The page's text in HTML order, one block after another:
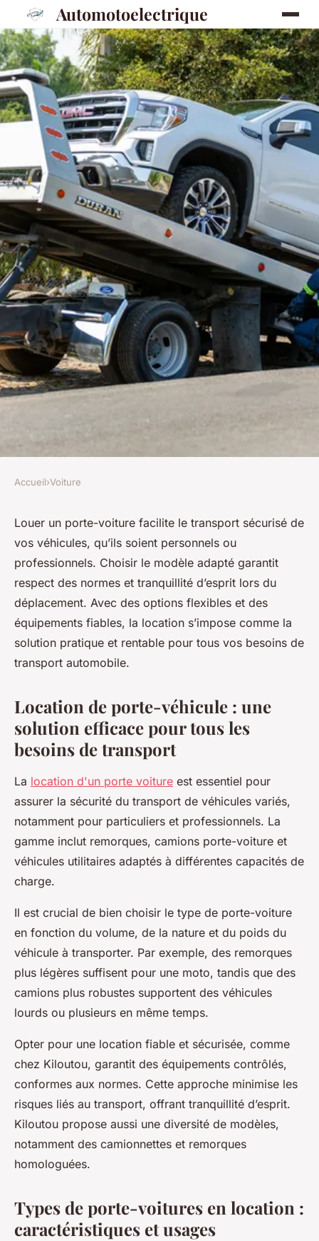
Automotoelectrique
Location porte voiture : le
choix malin pour transporter
vos véhicules
Théo•18 septembre 2025•9 min de lecture
Accueil›Voiture
Louer un porte-voiture facilite le transport sécurisé de
vos véhicules, qu’ils soient personnels ou
professionnels. Choisir le modèle adapté garantit
respect des normes et tranquillité d’esprit lors du
déplacement. Avec des options flexibles et des
équipements fiables, la location s’impose comme la
solution pratique et rentable pour tous vos besoins de
transport automobile.
Location de porte-véhicule : une
solution efficace pour tous les
besoins de transport
La location d'un porte voiture est essentiel pour
assurer la sécurité du transport de véhicules variés,
notamment pour particuliers et professionnels. La
gamme inclut remorques, camions porte-voiture et
véhicules utilitaires adaptés à différentes capacités de
charge.
Il est crucial de bien choisir le type de porte-voiture
en fonction du volume, de la nature et du poids du
véhicule à transporter. Par exemple, des remorques
plus légères suffisent pour une moto, tandis que des
camions plus robustes supportent des véhicules
lourds ou plusieurs en même temps.
Opter pour une location fiable et sécurisée, comme
chez Kiloutou, garantit des équipements contrôlés,
conformes aux normes. Cette approche minimise les
risques liés au transport, offrant tranquillité d’esprit.
Kiloutou propose aussi une diversité de modèles,
notamment des camionnettes et remorques
homologuées.
Types de porte-voitures en location :
caractéristiques et usages